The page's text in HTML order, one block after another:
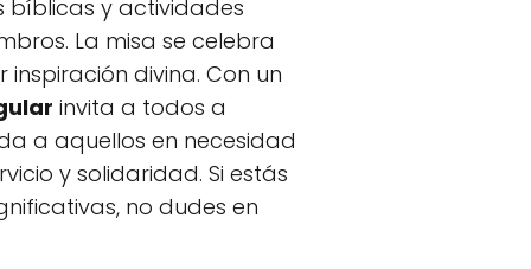
bíblicas y actividades
La misa se celebra
divina. Con un
invita a todos a
a aquellos en necesidad
y solidaridad. Si estás
no dudes en